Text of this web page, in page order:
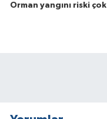
Orman yangını riski çok